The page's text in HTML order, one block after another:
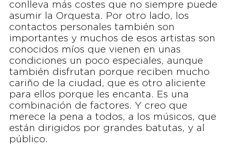
conlleva más costes que no siempre puede
asumir la Orquesta. Por otro lado, los
contactos personales también son
importantes y muchos de esos artistas son
conocidos míos que vienen en unas
condiciones un poco especiales, aunque
también disfrutan porque reciben mucho
cariño de la ciudad, que es otro aliciente
para ellos porque les encanta. Es una
combinación de factores. Y creo que
merece la pena a todos, a los músicos, que
están dirigidos por grandes batutas, y al
público.